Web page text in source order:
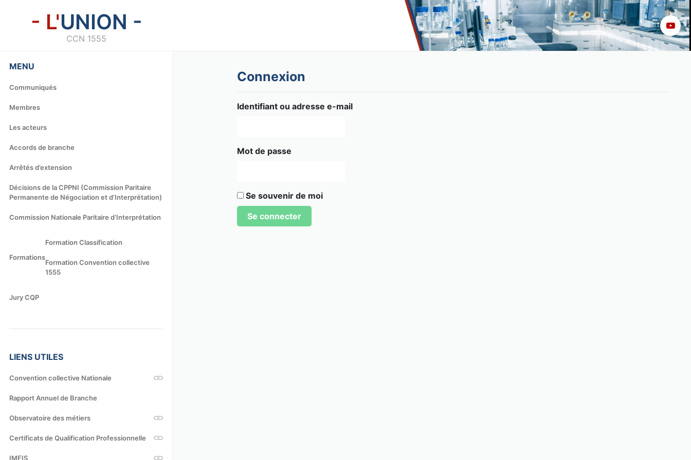
- L'UNION -
CCN 1555
MENU
Communiqués
Membres
Les acteurs
Accords de branche
Arrêtés d’extension
Décisions de la CPPNI (Commission Paritaire
Permanente de Négociation et d’Interprétation)
Commission Nationale Paritaire d’Interprétation
Formations
Formation Classification
Formation Convention collective
1555
Jury CQP
LIENS UTILES
Convention collective Nationale
Rapport Annuel de Branche
Observatoire des métiers
Certificats de Qualification Professionnelle
IMFIS
Connexion
Identifiant ou adresse e-mail
Mot de passe
Se souvenir de moi